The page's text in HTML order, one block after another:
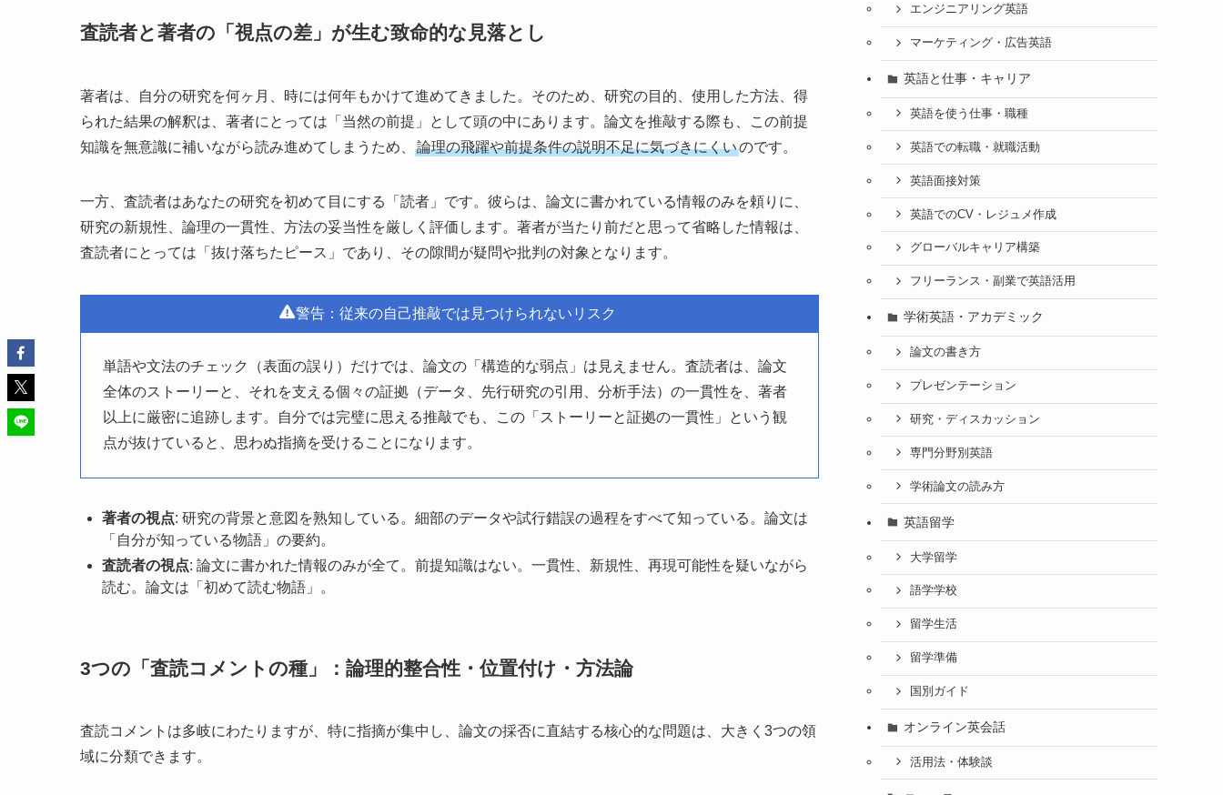
査読者と著者の「視点の差」が生む致命的な見落とし
著者は、自分の研究を何ヶ月、時には何年もかけて進めてきました。そのため、研究の目的、使用した方法、得
られた結果の解釈は、著者にとっては「当然の前提」として頭の中にあります。論文を推敲する際も、この前提
知識を無意識に補いながら読み進めてしまうため、
論理の飛躍や前提条件の説明不足に気づきにくいのです。
一方、査読者はあなたの研究を初めて目にする「読者」です。彼らは、論文に書かれている情報のみを頼りに、
研究の新規性、論理の一貫性、方法の妥当性を厳しく評価します。著者が当たり前だと思って省略した情報は、
査読者にとっては「抜け落ちたピース」であり、その隙間が疑問や批判の対象となります。
警告：従来の自己推敲では見つけられないリスク
単語や文法のチェック（表面の誤り）だけでは、論文の「構造的な弱点」は見えません。査読者は、論文
全体のストーリーと、それを支える個々の証拠（データ、先行研究の引用、分析手法）の一貫性を、著者
以上に厳密に追跡します。自分では完璧に思える推敲でも、この「ストーリーと証拠の一貫性」という観
点が抜けていると、思わぬ指摘を受けることになります。
著者の視点: 研究の背景と意図を熟知している。細部のデータや試行錯誤の過程をすべて知っている。論文は
「自分が知っている物語」の要約。
査読者の視点: 論文に書かれた情報のみが全て。前提知識はない。一貫性、新規性、再現可能性を疑いながら
読む。論文は「初めて読む物語」。
3つの「査読コメントの種」：論理的整合性・位置付け・方法論
査読コメントは多岐にわたりますが、特に指摘が集中し、論文の採否に直結する核心的な問題は、大きく3つの領
域に分類できます。
エンジニアリング英語
マーケティング・広告英語
英語と仕事・キャリア
英語を使う仕事・職種
英語での転職・就職活動
英語面接対策
英語でのCV・レジュメ作成
グローバルキャリア構築
フリーランス・副業で英語活用
学術英語・アカデミック
論文の書き方
プレゼンテーション
研究・ディスカッション
専門分野別英語
学術論文の読み方
英語留学
大学留学
語学学校
留学生活
留学準備
国別ガイド
オンライン英会話
活用法・体験談